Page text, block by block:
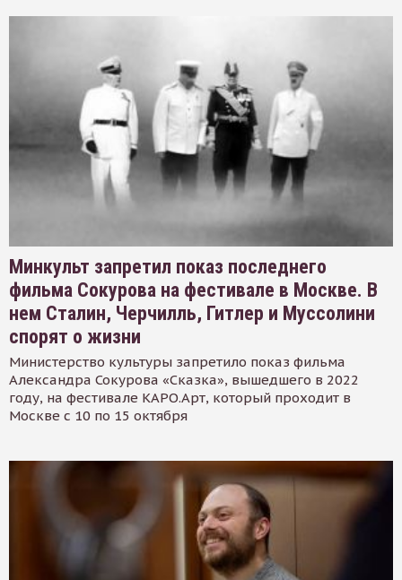
Минкульт запретил показ последнего
фильма Сокурова на фестивале в Москве. В
нем Сталин, Черчилль, Гитлер и Муссолини
спорят о жизни
Министерство культуры запретило показ фильма
Александра Сокурова «Сказка», вышедшего в 2022
году, на фестивале КАРО.Арт, который проходит в
Москве с 10 по 15 октября